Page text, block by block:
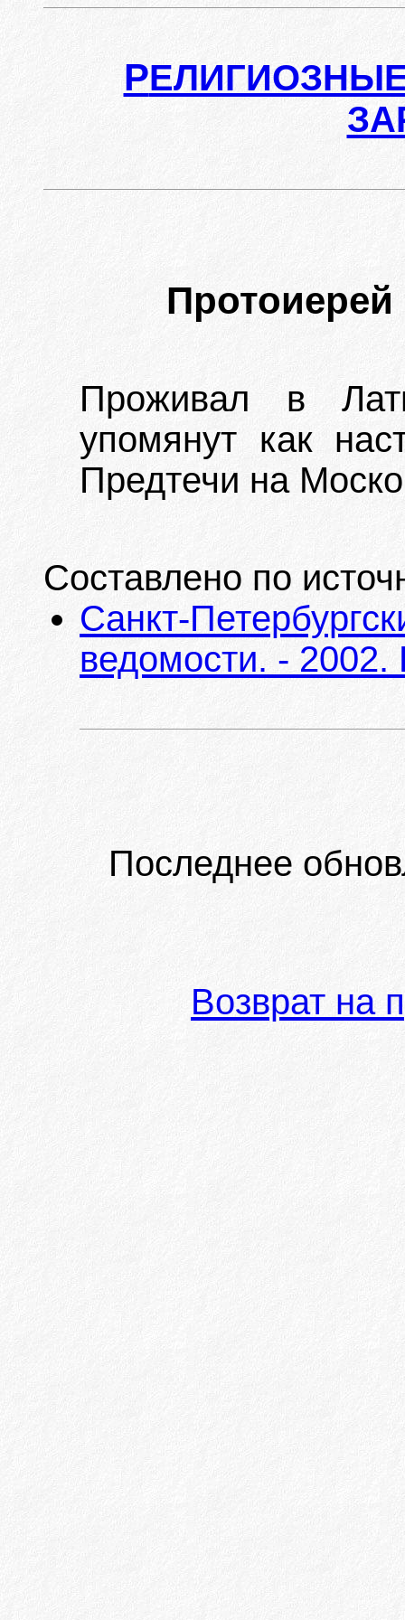
Р
Проживал в
упомянут как
Предтечи на
Составлено по
Санкт-
ведомости. -
Последнее
Возврат на